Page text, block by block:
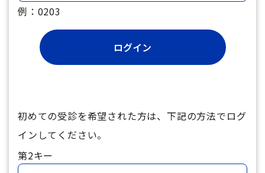
例：0203
初めての受診を希望された方は、下記の方法でログ
インしてください。
第2キー